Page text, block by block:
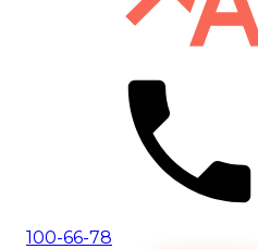
100-66-78